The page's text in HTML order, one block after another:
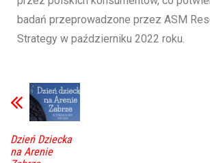
badań przeprowadzone przez ASM
Strategy w październiku 2022 roku.
Dzień Dziecka
na Arenie